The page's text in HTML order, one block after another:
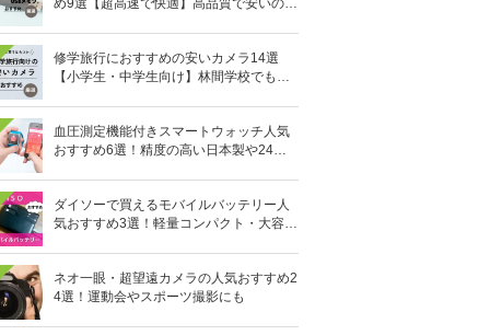
め9選【超高速で快適】高品質で安いのは
修学旅行におすすめの安いカメラ14選
【小学生・中学生向け】林間学校でも活
血圧測定機能付きスマートウォッチ人気
おすすめ6選！精度の高い日本製や24時
ダイソーで買えるモバイルバッテリー人
気おすすめ3選！軽量コンパクト・大容量
ネオ一眼・超望遠カメラの人気おすすめ2
4選！運動会やスポーツ撮影にも